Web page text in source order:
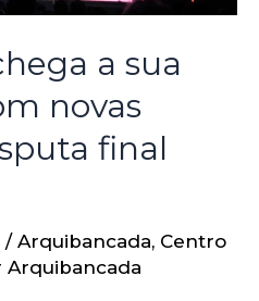
a sua
novas
final
/ Arquibancada, Centro
Arquibancada